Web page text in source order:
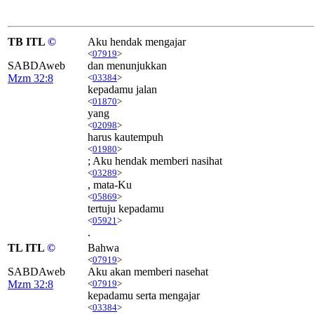
TB ITL ©
SABDAweb
Mzm 32:8
Aku hendak mengajar
<07919>
dan menunjukkan
<03384>
kepadamu jalan
<01870>
yang
<02098>
harus kautempuh
<01980>
; Aku hendak memberi nasihat
<03289>
, mata-Ku
<05869>
tertuju kepadamu
<05921 >
.
TL ITL ©
SABDAweb
Mzm 32:8
Bahwa
<07919>
Aku akan memberi nasehat
<07919>
kepadamu serta mengajar
<03384>